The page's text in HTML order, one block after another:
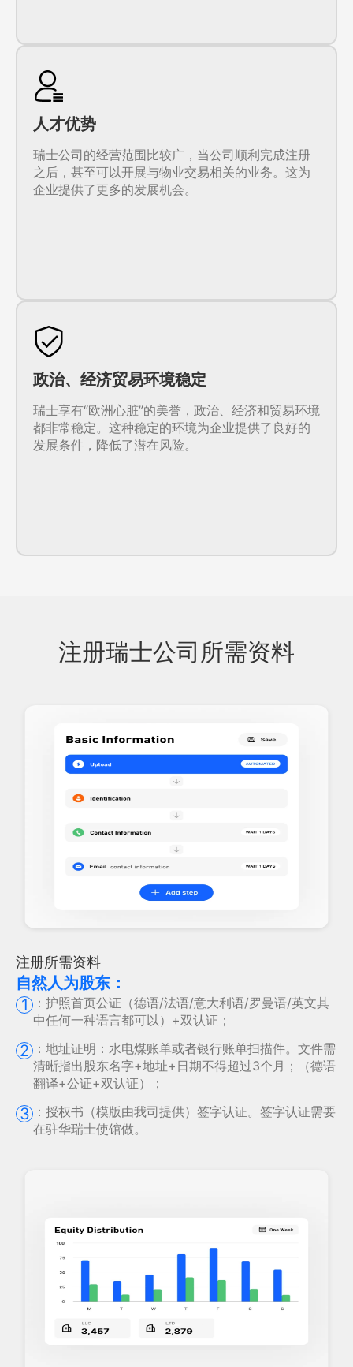
人才优势
瑞士公司的经营范围比较广，当公司顺利完成注册
之后，甚至可以开展与物业交易相关的业务。这为
企业提供了更多的发展机会。
政治、经济贸易环境稳定
瑞士享有“欧洲心脏”的美誉，政治、经济和贸易环境
都非常稳定。这种稳定的环境为企业提供了良好的
发展条件，降低了潜在风险。
注册瑞士公司所需资料
注册所需资料
自然人为股东：
1
： 护照首页公证（德语/法语/意大利语/罗曼语/英文其
中任何一种语言都可以）+双认证；
2 ： 地址证明：水电煤账单或者银行账单扫描件。文件需
清晰指出股东名字+地址+日期不得超过3个月；（德语
翻译+公证+双认证）；
3 ： 授权书（模版由我司提供）签字认证。签字认证需要
在驻华瑞士使馆做。